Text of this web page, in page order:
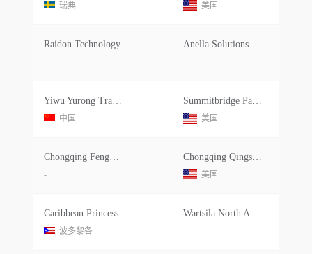
瑞典 美国
Raidon Technology
-
Anella Solutions Limited
-
Yiwu Yurong Trading
中国
Summitbridge Partners Inc
美国
Chongqing Fengzhisu Import&export Trading
-
Chongqing Qingshang Network Technology
美国
Caribbean Princess
波多黎各
Wartsila North America Inc
-